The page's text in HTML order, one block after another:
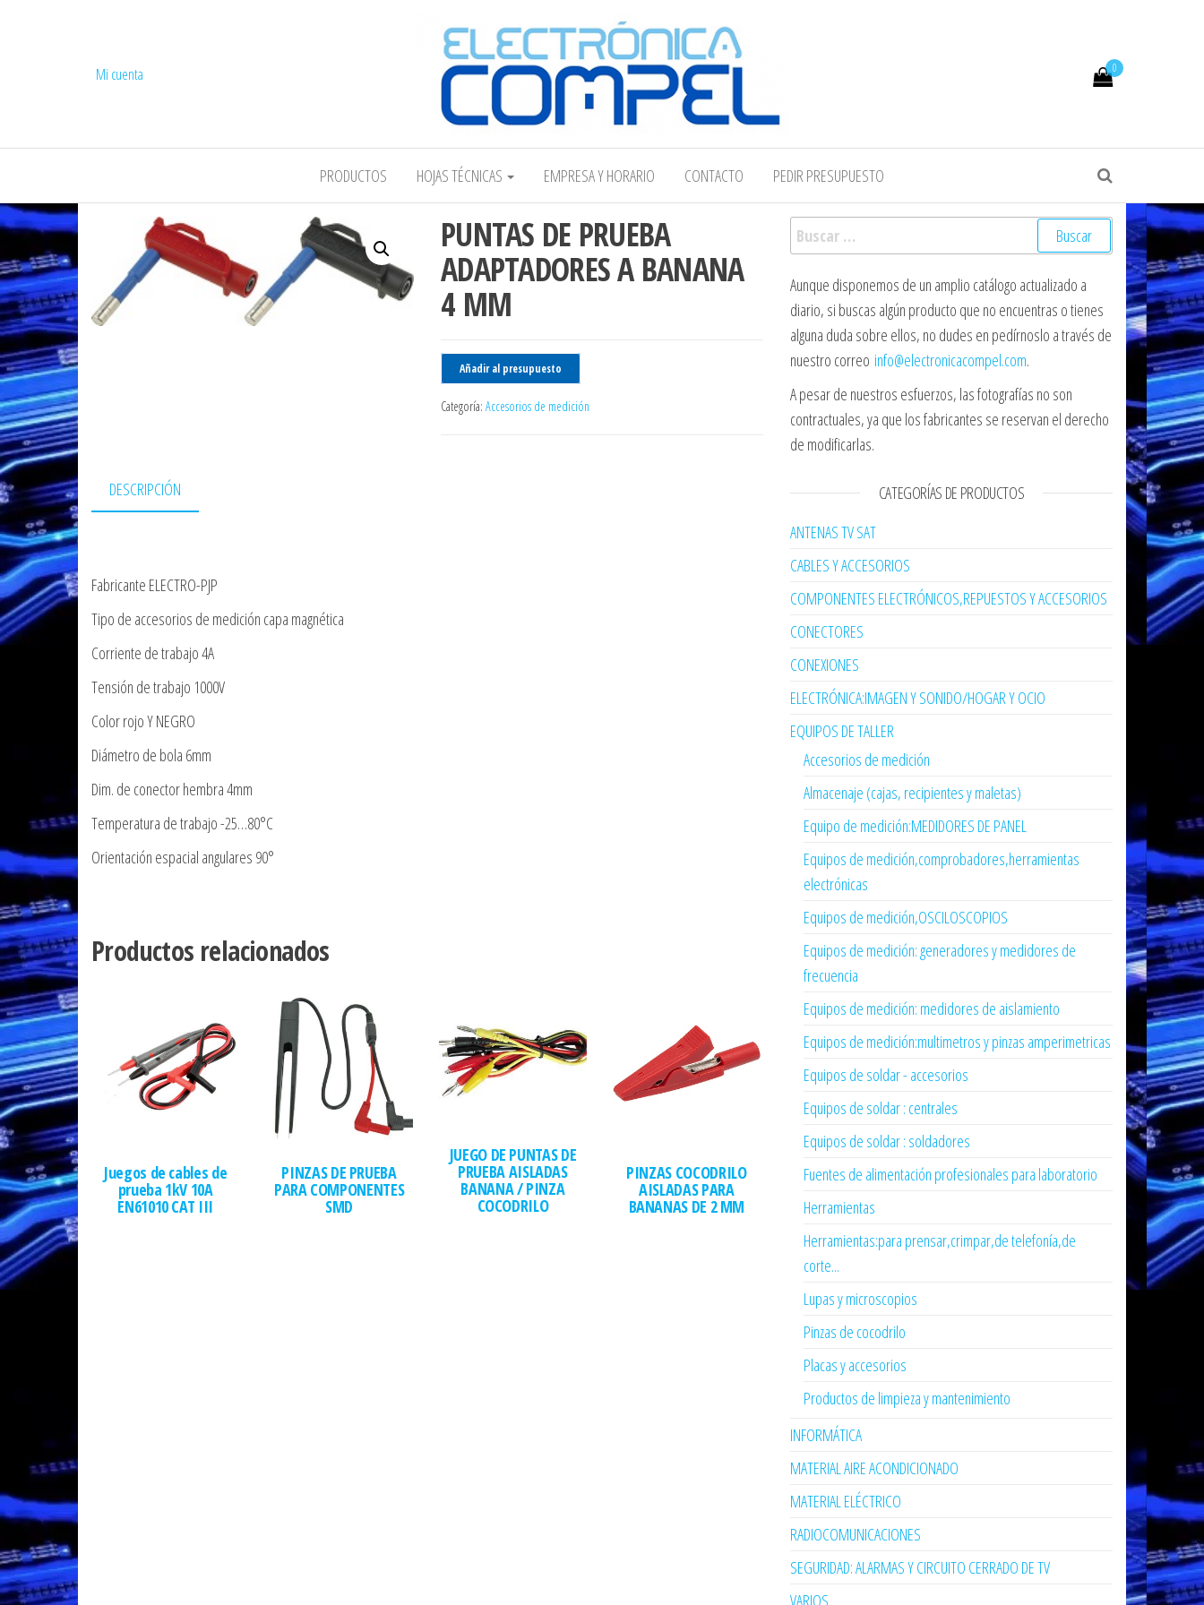
COMPEL Electrónica COMPEL
0
Mi cuenta
PRODUCTOS HOJAS TÉCNICAS EMPRESA Y HORARIO CONTACTO PEDIR PRESUPUESTO
PUNTAS DE PRUEBA
ADAPTADORES A BANANA
4 MM
Añadir al presupuesto
Categoría: Accesorios de medición
DESCRIPCIÓN
Fabricante ELECTRO-PJP
Tipo de accesorios de medición capa magnética
Corriente de trabajo 4A
Tensión de trabajo 1000V
Color rojo Y NEGRO
Diámetro de bola 6mm
Dim. de conector hembra 4mm
Temperatura de trabajo -25…80°C
Orientación espacial angulares 90°
Productos relacionados
Juegos de cables de
prueba 1kV 10A
EN61010 CAT III
PINZAS DE PRUEBA
PARA COMPONENTES
SMD
JUEGO DE PUNTAS DE
PRUEBA AISLADAS
BANANA / PINZA
COCODRILO
PINZAS COCODRILO
AISLADAS PARA
BANANAS DE 2 MM
Buscar:
Aunque disponemos de un amplio catálogo actualizado a
diario, si buscas algún producto que no encuentras o tienes
alguna duda sobre ellos, no dudes en pedírnoslo a través de
nuestro correo info@electronicacompel.com.
A pesar de nuestros esfuerzos, las fotografías no son
contractuales, ya que los fabricantes se reservan el derecho
de modificarlas.
CATEGORÍAS DE PRODUCTOS
ANTENAS TV SAT
CABLES Y ACCESORIOS
COMPONENTES ELECTRÓNICOS,REPUESTOS Y ACCESORIOS
CONECTORES
CONEXIONES
ELECTRÓNICA:IMAGEN Y SONIDO/HOGAR Y OCIO
EQUIPOS DE TALLER
Accesorios de medición
Almacenaje (cajas, recipientes y maletas)
Equipo de medición:MEDIDORES DE PANEL
Equipos de medición,comprobadores,herramientas
electrónicas
Equipos de medición,OSCILOSCOPIOS
Equipos de medición: generadores y medidores de
frecuencia
Equipos de medición: medidores de aislamiento
Equipos de medición:multimetros y pinzas amperimetricas
Equipos de soldar - accesorios
Equipos de soldar : centrales
Equipos de soldar : soldadores
Fuentes de alimentación profesionales para laboratorio
Herramientas
Herramientas:para prensar,crimpar,de telefonía,de
corte...
Lupas y microscopios
Pinzas de cocodrilo
Placas y accesorios
Productos de limpieza y mantenimiento
INFORMÁTICA
MATERIAL AIRE ACONDICIONADO
MATERIAL ELÉCTRICO
RADIOCOMUNICACIONES
SEGURIDAD: ALARMAS Y CIRCUITO CERRADO DE TV
VARIOS